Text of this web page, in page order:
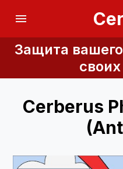
Защита
Cerberus